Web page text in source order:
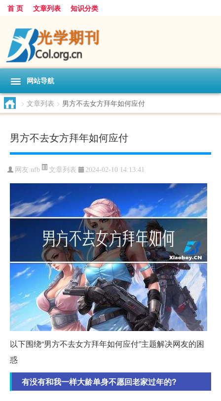
首 页 文章列表 知识分类
网站导航
> 文章列表 > 男方不去女方拜年如何应付
男方不去女方拜年如何应付
网友:nfb 文章列表 2024-02-10 14:13:41
以下围绕“男方不去女方拜年如何应付”主题解决网友的困
惑
有没有和我一样大龄单身不愿回老家过年的?